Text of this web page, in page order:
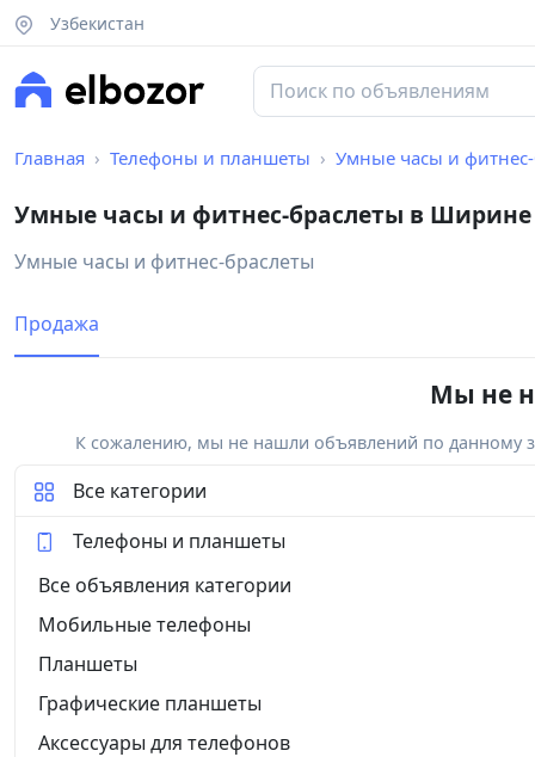
Узбекистан
Главная Телефоны и планшеты Умные часы и
Умные часы и фитнес-браслеты в Ширине
Умные часы и фитнес-браслеты
Продажа
Мы не
К сожалению, мы не нашли объявлений по данному
Все категории
Телефоны и планшеты
Все объявления категории
Мобильные телефоны
Планшеты
Графические планшеты
Аксессуары для телефонов